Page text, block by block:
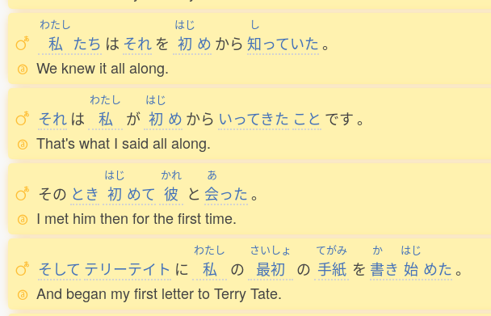
わたし
私 たち は それ を
はじ
初 め から
し
知っていた。
We knew it all along.
それ は
わたし
私 が
はじ
初 め から いってきた こと です。
That's what I said all along.
その とき
はじ
初 めて
かれ
彼 と
あ
会った。
I met him then for the first time.
そして テリーテイト に
わたし
私 の
さいしょ
最初 の
てがみ
手紙 を
か
書き
はじ
始 めた。
And began my first letter to Terry Tate.